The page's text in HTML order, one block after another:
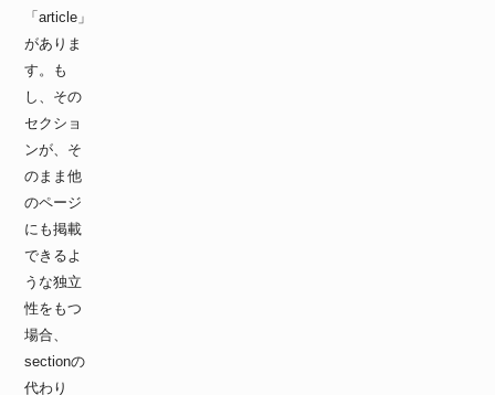
「article」
がありま
す。も
し、その
セクショ
ンが、そ
のまま他
のページ
にも掲載
できるよ
うな独立
性をもつ
場合、
sectionの
代わり